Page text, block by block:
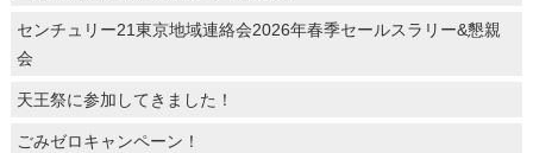
センチュリー21東京地域連絡会2026年春季セールスラリー&懇親
会
天王祭に参加してきました！
ごみゼロキャンペーン！